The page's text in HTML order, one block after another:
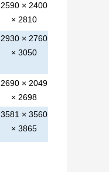
2590 × 2400
× 2810
2930 × 2760
× 3050
2690 × 2049
× 2698
3581 × 3560
× 3865